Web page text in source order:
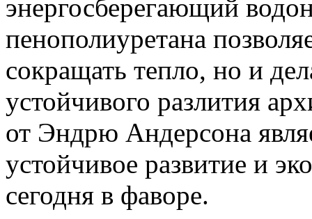
энергосберегающий
пенополиуретана
сокращать тепло, но и
устойчивого разлития
от Эндрю Андерсона
устойчивое развитие и
сегодня в фаворе.